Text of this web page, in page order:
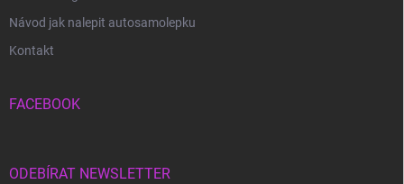
Návod jak nalepit autosamolepku
Kontakt
FACEBOOK
ODEBÍRAT NEWSLETTER